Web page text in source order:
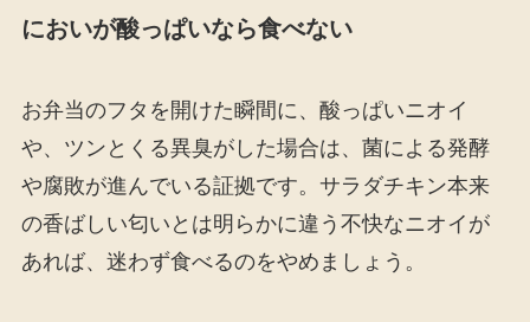
においが酸っぱいなら食べない
お弁当のフタを開けた瞬間に、酸っぱいニオイ
や、ツンとくる異臭がした場合は、菌による発酵
や腐敗が進んでいる証拠です。サラダチキン本来
の香ばしい匂いとは明らかに違う不快なニオイが
あれば、迷わず食べるのをやめましょう。